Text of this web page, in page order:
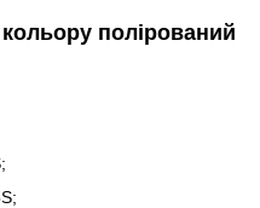
полірований